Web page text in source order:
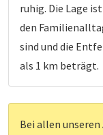
ruhig. Die Lage
den
sind und die
als 1 km beträgt.
Bei allen